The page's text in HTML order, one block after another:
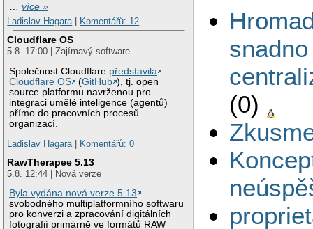
…více »
Ladislav Hagara| Komentářů: 12
Cloudflare OS
5.8. 17:00 | Zajímavý software
Společnost Cloudflare představila
Cloudflare OS
(GitHub ), tj. open
source platformu navrženou pro
integraci umělé inteligence (agentů)
přímo do pracovních procesů
organizací.
Ladislav Hagara| Komentářů: 0
RawTherapee 5.13
5.8. 12:44 | Nová verze
Byla vydána nová verze 5.13
svobodného multiplatformního softwaru
pro konverzi a zpracování digitálních
fotografií primárně ve formátů RAW
(0)